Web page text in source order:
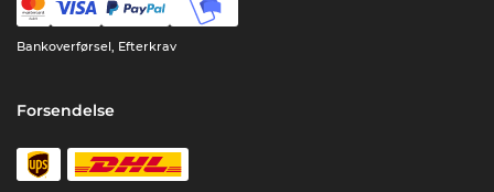
Bankoverførsel, Efterkrav
Forsendelse